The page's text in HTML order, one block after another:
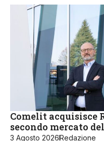
Comelit acquisisce
secondo mercato
3 Agosto 2026Redazione